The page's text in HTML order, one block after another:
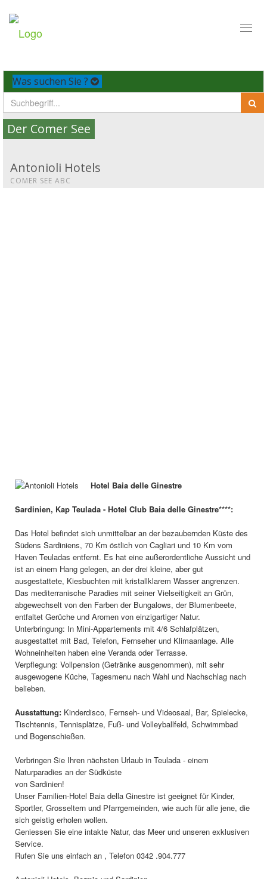
Was suchen Sie ?
Der Comer See
Antonioli Hotels
COMER SEE ABC
Hotel Baia delle Ginestre
Sardinien, Kap Teulada - Hotel Club Baia delle Ginestre****:
Das Hotel befindet sich unmittelbar an der bezaubernden Küste des
Südens Sardiniens, 70 Km östlich von Cagliari und 10 Km vom
Haven Teuladas entfernt. Es hat eine außerordentliche Aussicht und
ist an einem Hang gelegen, an der drei kleine, aber gut
ausgestattete, Kiesbuchten mit kristallklarem Wasser angrenzen.
Das mediterranische Paradies mit seiner Vielseitigkeit an Grün,
abgewechselt von den Farben der Bungalows, der Blumenbeete,
entfaltet Gerüche und Aromen von einzigartiger Natur.
Unterbringung: In Mini-Appartements mit 4/6 Schlafplätzen,
ausgestattet mit Bad, Telefon, Fernseher und Klimaanlage. Alle
Wohneinheiten haben eine Veranda oder Terrasse.
Verpflegung: Vollpension (Getränke ausgenommen), mit sehr
ausgewogene Küche, Tagesmenu nach Wahl und Nachschlag nach
belieben.
Ausstattung: Kinderdisco, Fernseh- und Videosaal, Bar, Spielecke,
Tischtennis, Tennisplätze, Fuß- und Volleyballfeld, Schwimmbad
und Bogenschießen.
Verbringen Sie Ihren nächsten Urlaub in Teulada - einem
Naturparadies an der Südküste
von Sardinien!
Unser Familien-Hotel Baia della Ginestre ist geeignet für Kinder,
Sportler, Grosseltern und Pfarrgemeinden, wie auch für alle jene, die
sich geistig erholen wollen.
Geniessen Sie eine intakte Natur, das Meer und unseren exklusiven
Service.
Rufen Sie uns einfach an , Telefon 0342 .904.777